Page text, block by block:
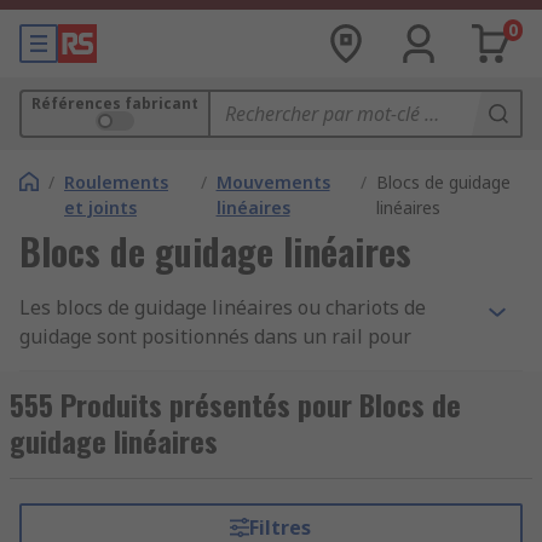
0
Références fabricant
/ Roulements
et joints
/ Mouvements
linéaires
/ Blocs de guidage
linéaires
Blocs de guidage linéaires
Les blocs de guidage linéaires ou chariots de
guidage sont positionnés dans un rail pour
mouvement unidirectionnel. Le bloc est composé
d'éléments de roulement et d'un manchon
extérieur, et le mouvement linéaire régulier
le long du rail lors du glissement.
555 Produits présentés pour Blocs de
guidage linéaires
Filtres